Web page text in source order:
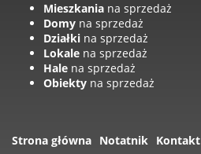
Mieszkania na sprzedaż
Domy na sprzedaż
Działki na sprzedaż
Lokale na sprzedaż
Hale na sprzedaż
Obiekty na sprzedaż
Strona główna Notatnik Kontakt